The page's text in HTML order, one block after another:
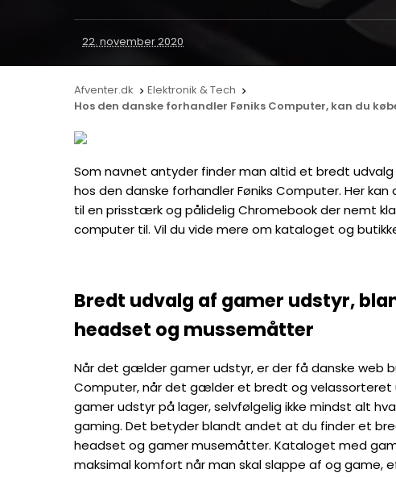
22. november 2020
Afventer.dk  Elektronik & Tech 
Hos den danske forhandler Føniks Computer, kan du
Som navnet antyder finder man altid et bredt
hos den danske forhandler Føniks Computer. Her
til en prisstærk og pålidelig Chromebook der nemt
computer til. Vil du vide mere om kataloget og
Bredt udvalg af gamer udstyr,
headset og mussemåtter
Når det gælder gamer udstyr, er der få danske web
Computer, når det gælder et bredt og velassorteret
gamer udstyr på lager, selvfølgelig ikke mindst alt
gaming. Det betyder blandt andet at du finder et
headset og gamer musemåtter. Kataloget med
maksimal komfort når man skal slappe af og game,